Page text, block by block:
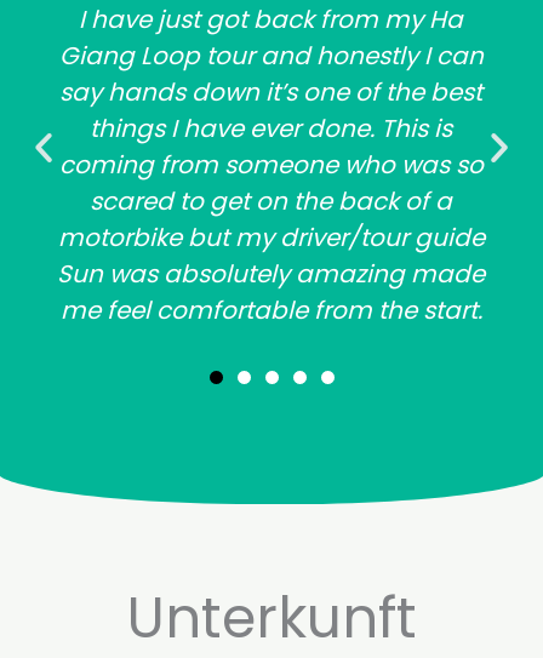
I have just got back from my Ha
Giang Loop tour and honestly I can
say hands down it’s one of the best
things I have ever done. This is
coming from someone who was so
scared to get on the back of a
motorbike but my driver/tour guide
Sun was absolutely amazing made
me feel comfortable from the start.
Unterkunft